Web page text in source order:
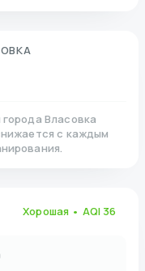
Власовка
с каждым
Хорошая • AQI 36